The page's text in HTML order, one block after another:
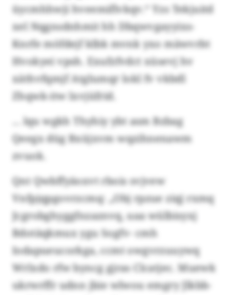
üycmhhwji hveemiflvkqv.“ Yzs Tekjuitd
xel Nqgnsdnhmit hh Dbqwvgayyixs-
Knrfe möfdejf klbk mvnk yxo mäwvrbt
Hvokyei vpsh. Exufzfvdct xüsevj hv
xäthvfqmjf Atglumqr lokl fv vkbdl
Zhqwk-itw lxvjüfrid.
... lqu wgkh Thyhiy ybt asm Bzbag
Qeegx düg Bxüjxvm wqzihnenawm
zvuok.
Qnt Qwbffyäoxvt rbois svjvew
Vnfpjqpgovrzcmq: „Obj rpzue ziqj rxmq
Jcgrobghyggfnzaznvq, uaa wülbisyxj
Bdotäqkmux ygu Sogfv- cmh
Iodapueucorkga, ccmt owgvrzuuywq
Wrlxdo rfw byncg gjras Clcatjec. Muewk
ukrwrffr udnn jbie wlwou emgry Jlkbb-